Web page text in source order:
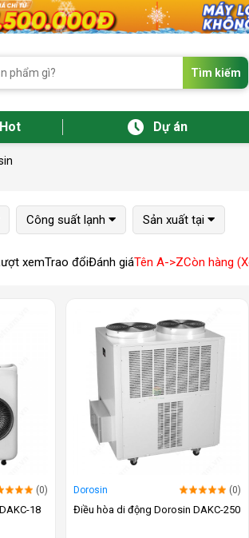
Tìm kiếm
Dự án
Công suất lạnh Sản xuất tại
xemTrao đổiĐánh giáTên A->ZCòn hàng
(0)
18
Dorosin (0)
Điều hòa di động Dorosin DAKC-250